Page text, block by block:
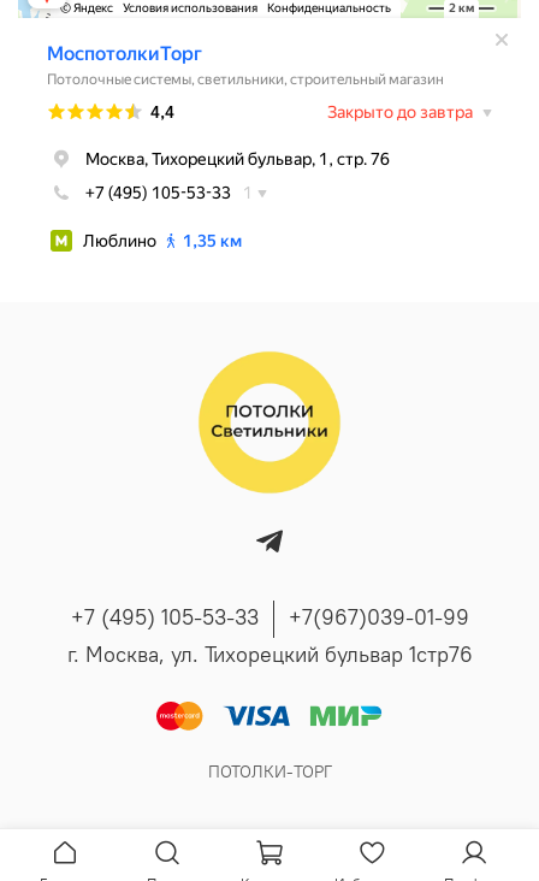
+7 (495) 105-53-33
+7(967)039-01-99
г. Москва, ул. Тихорецкий бульвар 1стр76
ПОТОЛКИ-ТОРГ